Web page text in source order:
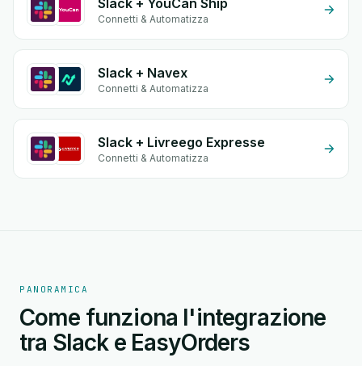
Slack + YouCan Ship
Connetti & Automatizza
Slack + Navex
Connetti & Automatizza
Slack + Livreego Expresse
Connetti & Automatizza
PANORAMICA
Come funziona l'integrazione
tra Slack e EasyOrders